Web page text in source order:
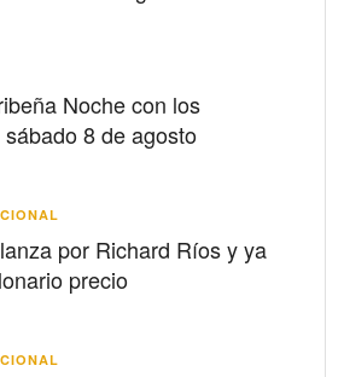
Noche con los
8 de agosto
por Richard Ríos y ya
precio